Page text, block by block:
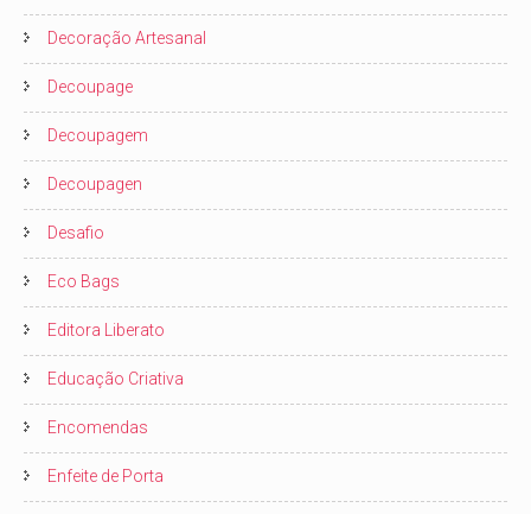
Decoração Artesanal
Decoupage
Decoupagem
Decoupagen
Desafio
Eco Bags
Editora Liberato
Educação Criativa
Encomendas
Enfeite de Porta